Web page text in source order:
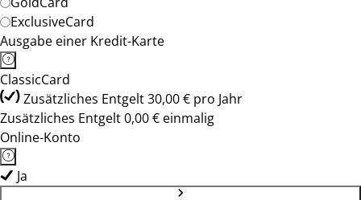
ExclusiveCard
Ausgabe einer Kredit-Karte
ClassicCard
Zusätzliches Entgelt 30,00 € pro Jahr
Zusätzliches Entgelt 0,00 € einmalig
Online-Konto
Ja